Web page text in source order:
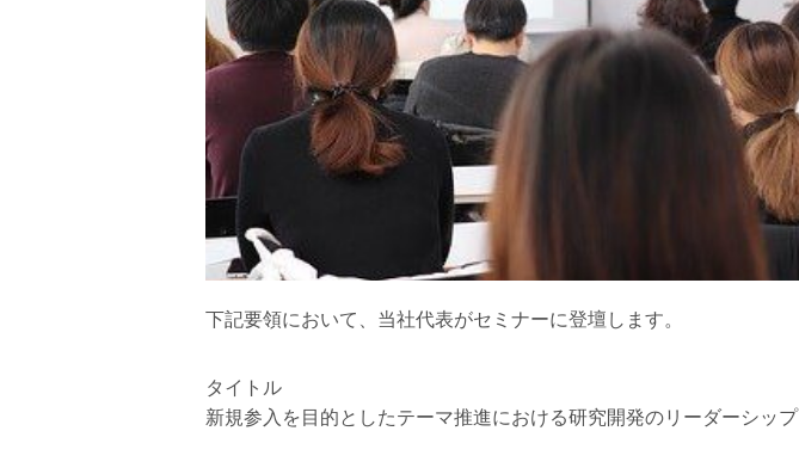
下記要領において、当社代表がセミナーに登壇します。
タイトル
新規参入を目的としたテーマ推進における研究開発のリーダーシップ